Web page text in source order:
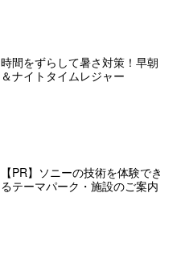
時間をずらして暑さ対策！早朝
＆ナイトタイムレジャー
【PR】ソニーの技術を体験でき
るテーマパーク・施設のご案内